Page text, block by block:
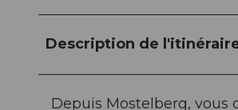
Description de
Depuis Mostelberg, vous